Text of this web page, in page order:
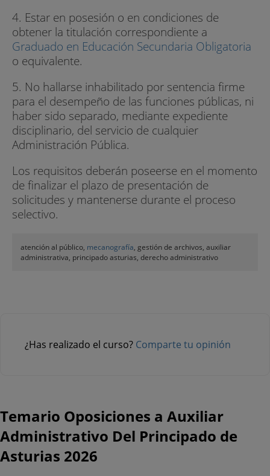
4. Estar en posesión o en condiciones de
obtener la titulación correspondiente a
Graduado en Educación Secundaria Obligatoria
o equivalente.
5. No hallarse inhabilitado por sentencia firme
para el desempeño de las funciones públicas, ni
haber sido separado, mediante expediente
disciplinario, del servicio de cualquier
Administración Pública.
Los requisitos deberán poseerse en el momento
de finalizar el plazo de presentación de
solicitudes y mantenerse durante el proceso
selectivo.
atención al público, mecanografía, gestión de archivos, auxiliar
administrativa, principado asturias, derecho administrativo
¿Has realizado el curso? Comparte tu opinión
Temario Oposiciones a Auxiliar
Administrativo Del Principado de
Asturias 2026